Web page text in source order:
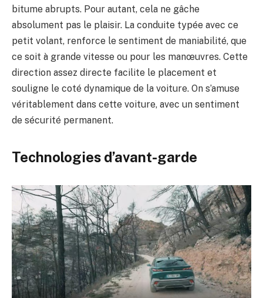
bitume abrupts. Pour autant, cela ne gâche
absolument pas le plaisir. La conduite typée avec ce
petit volant, renforce le sentiment de maniabilité, que
ce soit à grande vitesse ou pour les manœuvres. Cette
direction assez directe facilite le placement et
souligne le coté dynamique de la voiture. On s’amuse
véritablement dans cette voiture, avec un sentiment
de sécurité permanent.
Technologies d’avant-garde